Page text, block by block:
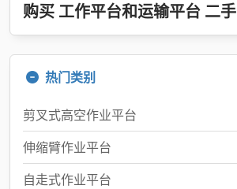
购买 工作平台和运输平台 二手
热门类别
剪叉式高空作业平台
伸缩臂作业平台
自走式作业平台